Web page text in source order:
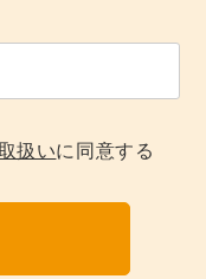
扱いに同意する